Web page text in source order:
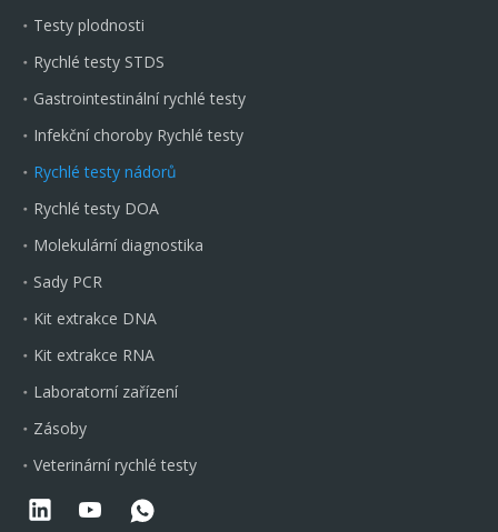
Testy plodnosti
Rychlé testy STDS
Gastrointestinální rychlé testy
Infekční choroby Rychlé testy
Rychlé testy nádorů
Rychlé testy DOA
Molekulární diagnostika
Sady PCR
Kit extrakce DNA
Kit extrakce RNA
Laboratorní zařízení
Zásoby
Veterinární rychlé testy